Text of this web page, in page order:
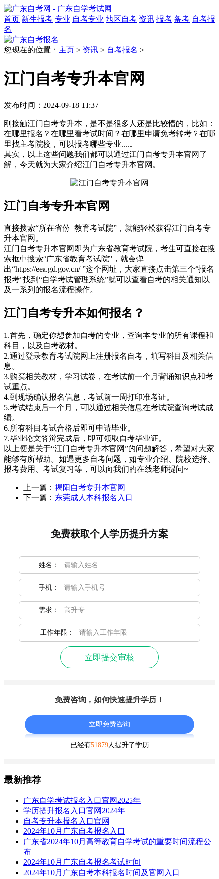
首页 新生报考 专业 自考专业 地区自考 资讯 报考 备考 自考报
名
您现在的位置： 主页 > 资讯 > 自考报名 >
江门自考专升本官网
发布时间：2024-09-18 11:37
刚接触江门自考专升本，是不是很多人还是比较懵的，比如：
在哪里报名？在哪里看考试时间？在哪里申请免考转考？在哪
里找主考院校，可以报考哪些专业......
其实，以上这些问题我们都可以通过江门自考专升本官网了
解，今天就为大家介绍江门自考专升本官网。
江门自考专升本官网
直接搜索“所在省份+教育考试院”，就能轻松获得江门自考专
升本官网。
江门自考专升本官网即为广东省教育考试院，考生可直接在搜
索框中搜索“广东省教育考试院”，就会弹
出“https://eea.gd.gov.cn/ ”这个网址，大家直接点击第三个“报名
报考”找到“自学考试管理系统”就可以查看自考的相关通知以
及一系列的报名流程操作。
江门自考专升本如何报名？
1.首先，确定你想参加自考的专业，查询本专业的所有课程和
科目，以及自考教材。
2.通过登录教育考试院网上注册报名自考，填写科目及相关信
息。
3.购买相关教材，学习试卷，在考试前一个月背诵知识点和考
试重点。
4.到现场确认报名信息，考试前一周打印准考证。
5.考试结束后一个月，可以通过相关信息在考试院查询考试成
绩。
6.所有科目考试合格后即可申请毕业。
7.毕业论文答辩完成后，即可领取自考毕业证。
以上便是关于“江门自考专升本官网”的问题解答，希望对大家
能够有所帮助。如遇更多自考问题，如专业介绍、院校选择、
报考费用、考试复习等，可以向我们的在线老师提问~
上一篇： 揭阳自考专升本官网
下一篇： 东莞成人本科报名入口
免费获取个人学历提升方案
姓名：
手机：
需求：
工作年限：
立即提交审核
免费咨询，如何快速提升学历！
立即免费咨询
已经有51879人提升了学历
最新推荐
广东自学考试报名入口官网2025年
学历提升报名入口官网2024年
自考专升本报名入口官网
2024年10月广东自考报名入口
广东省2024年10月高等教育自学考试的重要时间流程公
布
2024年10月广东自考报名考试时间
2024年10月广东自考本科报名时间及官网入口